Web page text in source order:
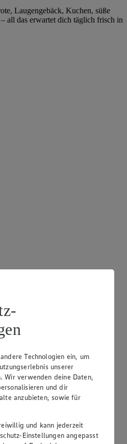
Laugengebäck, Kuchen, süße
all das erwartet dich täglich frisch in
Technologien ein, um
unserer
Wir verwenden deine Daten,
und dir
anzubieten, sowie für
und kann jederzeit
Einstellungen angepasst